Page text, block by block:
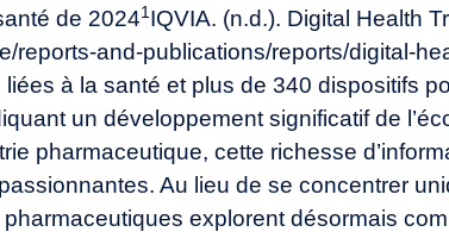
de 20241 IQVIA. (n.d.). Digital Health
reports-and-publications/reports/digital-
liées à la santé et plus de 340 dispositifs
un développement significatif de
pharmaceutique, cette richesse
Au lieu de se concentrer
pharmaceutiques explorent désormais